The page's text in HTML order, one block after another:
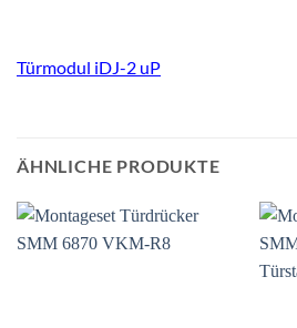
Türmodul iDJ-2 uP
ÄHNLICHE PRODUKTE